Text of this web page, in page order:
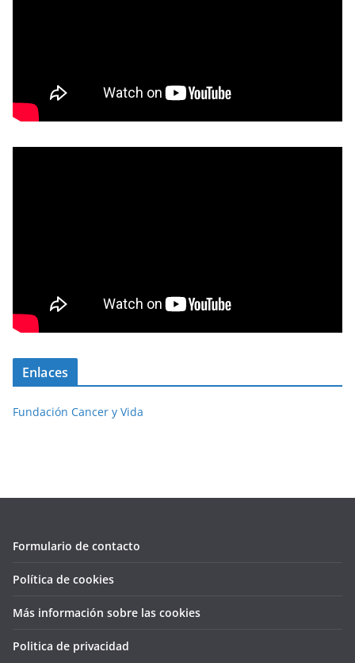
Enlaces
Fundación Cancer y Vida
Formulario de contacto
Política de cookies
Más información sobre las cookies
Politica de privacidad